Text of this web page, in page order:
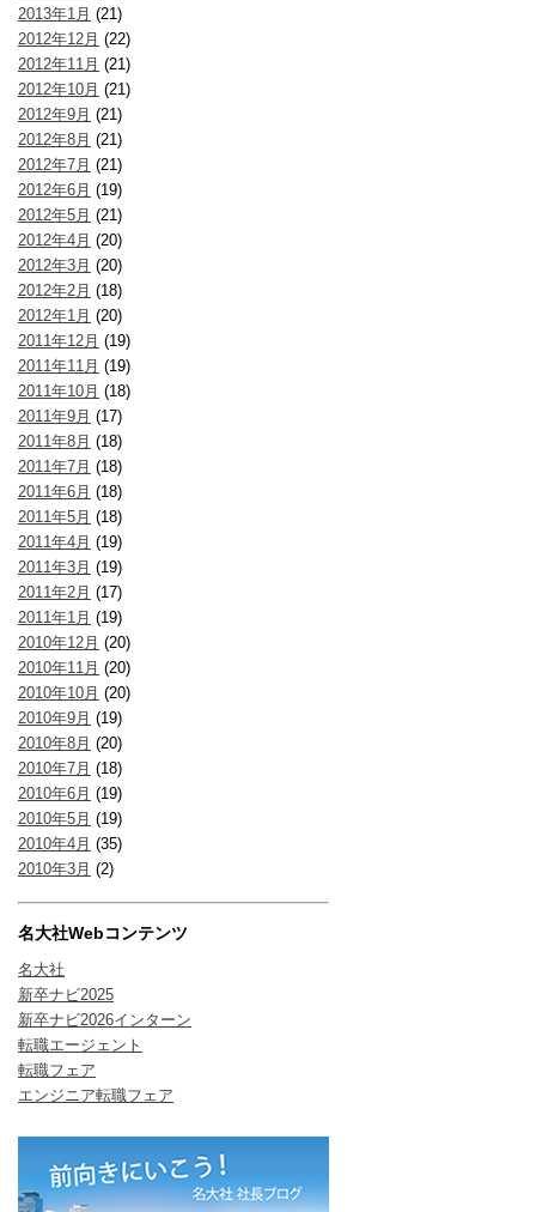
2013年1月 (21)
2012年12月 (22)
2012年11月 (21)
2012年10月 (21)
2012年9月 (21)
2012年8月 (21)
2012年7月 (21)
2012年6月 (19)
2012年5月 (21)
2012年4月 (20)
2012年3月 (20)
2012年2月 (18)
2012年1月 (20)
2011年12月 (19)
2011年11月 (19)
2011年10月 (18)
2011年9月 (17)
2011年8月 (18)
2011年7月 (18)
2011年6月 (18)
2011年5月 (18)
2011年4月 (19)
2011年3月 (19)
2011年2月 (17)
2011年1月 (19)
2010年12月 (20)
2010年11月 (20)
2010年10月 (20)
2010年9月 (19)
2010年8月 (20)
2010年7月 (18)
2010年6月 (19)
2010年5月 (19)
2010年4月 (35)
2010年3月 (2)
名大社Webコンテンツ
名大社
新卒ナビ2025
新卒ナビ2026インターン
転職エージェント
転職フェア
エンジニア転職フェア